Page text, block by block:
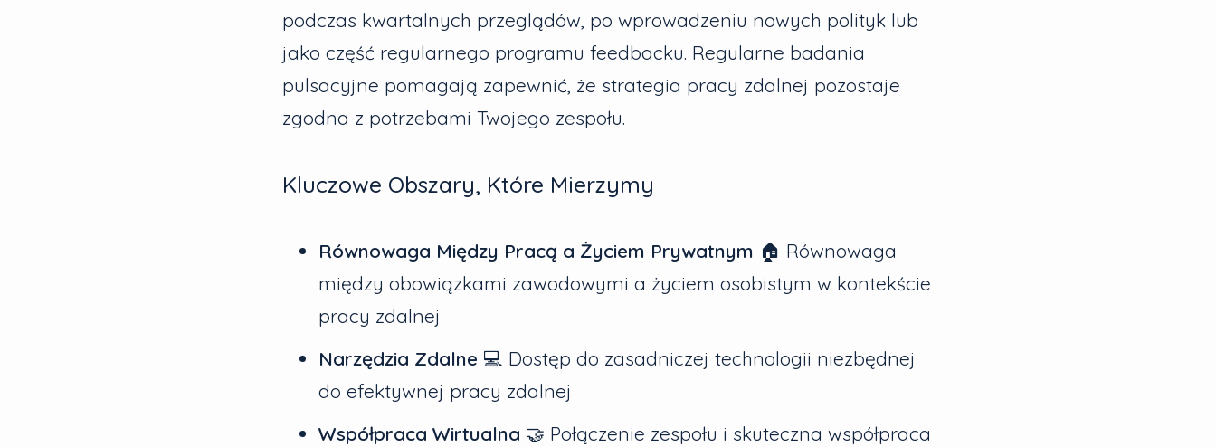
podczas kwartalnych przeglądów, po wprowadzeniu nowych polityk lub
jako część regularnego programu feedbacku. Regularne badania
pulsacyjne pomagają zapewnić, że strategia pracy zdalnej pozostaje
zgodna z potrzebami Twojego zespołu.
Kluczowe Obszary, Które Mierzymy
Równowaga Między Pracą a Życiem Prywatnym 🏠 Równowaga
między obowiązkami zawodowymi a życiem osobistym w kontekście
pracy zdalnej
Narzędzia Zdalne 💻 Dostęp do zasadniczej technologii niezbędnej
do efektywnej pracy zdalnej
Współpraca Wirtualna 🤝 Połączenie zespołu i skuteczna współpraca